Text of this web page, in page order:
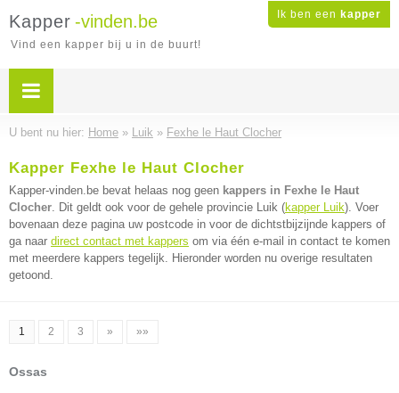
Ik ben een kapper
Kapper -vinden.be
Vind een kapper bij u in de buurt!
U bent nu hier: Home » Luik » Fexhe le Haut Clocher
Kapper Fexhe le Haut Clocher
Kapper-vinden.be bevat helaas nog geen kappers in Fexhe le Haut
Clocher. Dit geldt ook voor de gehele provincie Luik (kapper Luik). Voer
bovenaan deze pagina uw postcode in voor de dichtstbijzijnde kappers of
ga naar direct contact met kappers om via één e-mail in contact te komen
met meerdere kappers tegelijk. Hieronder worden nu overige resultaten
getoond.
1 2 3 » »»
Ossas